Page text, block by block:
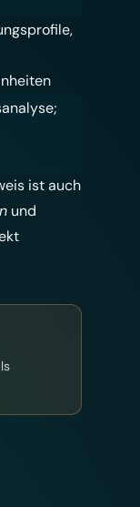
;
ist auch
und